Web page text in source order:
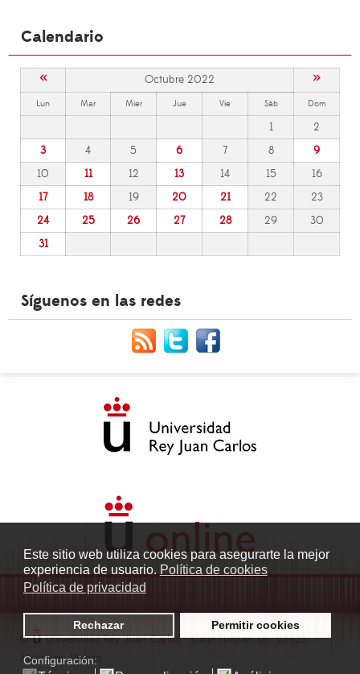
Este sitio web utiliza cookies para asegurarte la mejor
experiencia de usuario. Política de cookies
Política de privacidad
Rechazar Permitir cookies
Configuración:
Calendario
« Octubre 2022 »
Lun Mar Mier Jue Vie Sáb Dom
1
2
3
4 5 6 7 8
9
10
11 12 13 14 15
16
17
18 19 20 21 22
23
24
25 26 27 28 29
30
31
Síguenos en las redes
© Universidad Rey Juan Carlos- Calle Tulipán s/n. 28933
Móstoles. Madrid